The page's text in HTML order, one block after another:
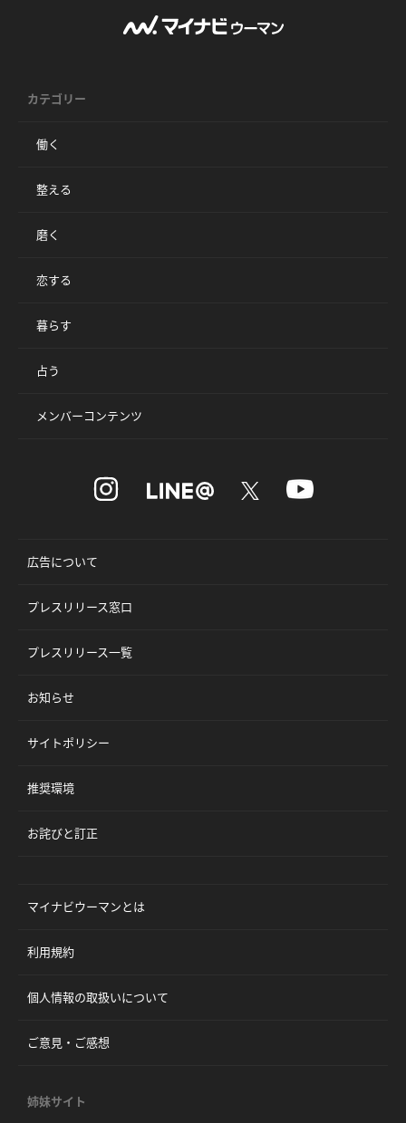
カテゴリー
働く
整える
磨く
恋する
暮らす
占う
メンバーコンテンツ
広告について
プレスリリース窓口
プレスリリース一覧
お知らせ
サイトポリシー
推奨環境
お詫びと訂正
マイナビウーマンとは
利用規約
個人情報の取扱いについて
ご意見・ご感想
姉妹サイト